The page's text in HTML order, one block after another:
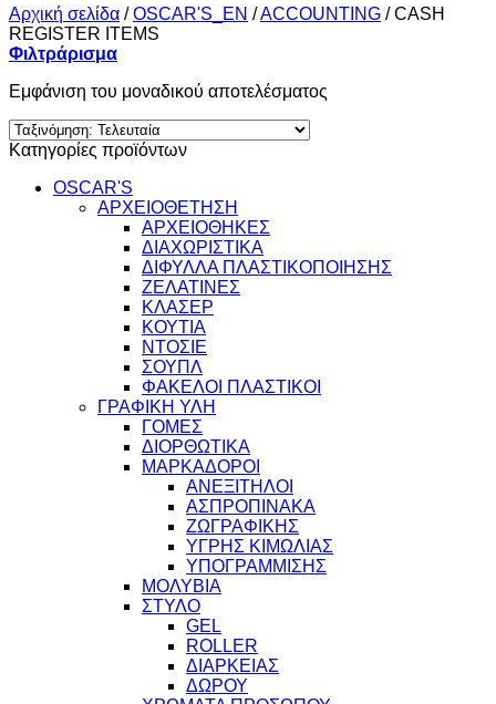
Αρχική σελίδα / OSCAR'S_EN /ACCOUNTING /CASH
REGISTER ITEMS
Φιλτράρισμα
Εμφάνιση του μοναδικού αποτελέσματος
Κατηγορίες προϊόντων
OSCAR'S
ΑΡΧΕΙΟΘΕΤΗΣΗ
ΑΡΧΕΙΟΘΗΚΕΣ
ΔΙΑΧΩΡΙΣΤΙΚΑ
ΔΙΦΥΛΛΑ ΠΛΑΣΤΙΚΟΠΟΙΗΣΗΣ
ΖΕΛΑΤΙΝΕΣ
ΚΛΑΣΕΡ
ΚΟΥΤΙΑ
ΝΤΟΣΙΕ
ΣΟΥΠΛ
ΦΑΚΕΛΟΙ ΠΛΑΣΤΙΚΟΙ
ΓΡΑΦΙΚΗ ΥΛΗ
ΓΟΜΕΣ
ΔΙΟΡΘΩΤΙΚΑ
ΜΑΡΚΑΔΟΡΟΙ
ΑΝΕΞΙΤΗΛΟΙ
ΑΣΠΡΟΠΙΝΑΚΑ
ΖΩΓΡΑΦΙΚΗΣ
ΥΓΡΗΣ ΚΙΜΩΛΙΑΣ
ΥΠΟΓΡΑΜΜΙΣΗΣ
ΜΟΛΥΒΙΑ
ΣΤΥΛΟ
GEL
ROLLER
ΔΙΑΡΚΕΙΑΣ
ΔΩΡΟΥ